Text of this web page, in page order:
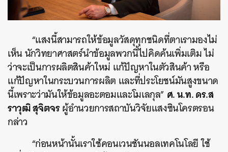
“แสงนี้สามารถให้ข้อมูลวัสดุทุกชนิดที่ตาเรามองไม่
เห็น นักวิทยาศาสตร์นำข้อมูลพวกนี้ไปคิดค้นเพิ่มเติม ไม่
ว่าจะเป็นการผลิตสินค้าใหม่ แก้ปัญหาในตัวสินค้า หรือ
แก้ปัญหาในกระบวนการผลิต และที่ประโยชน์มันสูงขนาด
นี้เพราะว่ามันให้ข้อมูลอะตอมและโมเลกุล” ศ. น.ท. ดร.ส
ราวุฒิ สุจิตจรผู้อำนวยการสถาบันวิจัยแสงซินโครตรอน
กล่าว
“ก่อนหน้านั้นเราใช้คอนเวนชันนอลเทคโนโลยี ใช้